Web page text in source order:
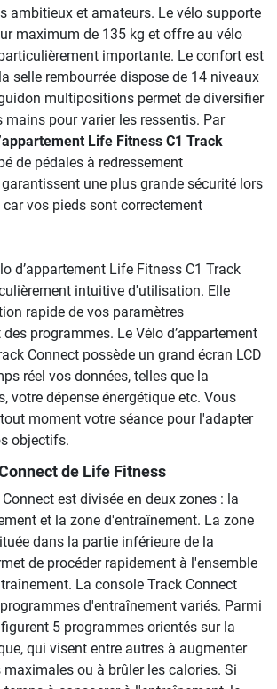
ambitieux et amateurs. Le vélo supporte
maximum de 135 kg et offre au vélo
importante. Le confort est
selle rembourrée dispose de 14 niveaux
multipositions permet de diversifier
mains pour varier les ressentis. Par
Life Fitness C1 Track
de pédales à redressement
une plus grande sécurité lors
car vos pieds sont correctement
d’appartement Life Fitness C1 Track
intuitive d'utilisation. Elle
rapide de vos paramètres
programmes. Le Vélo d’appartement
Connect possède un grand écran LCD
réel vos données, telles que la
votre dépense énergétique etc. Vous
moment votre séance pour l'adapter
objectifs.
de Life Fitness
est divisée en deux zones : la
et la zone d'entraînement. La zone
dans la partie inférieure de la
de procéder rapidement à l'ensemble
La console Track Connect
d'entraînement variés. Parmi
5 programmes orientés sur la
qui visent entre autres à augmenter
maximales ou à brûler les calories. Si